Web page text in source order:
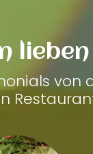
von